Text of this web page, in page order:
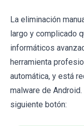
La eliminación
largo y complicado
informáticos
herramienta
automática, y está
malware de
siguiente botón: